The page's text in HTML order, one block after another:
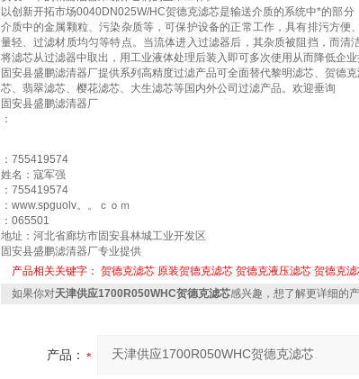
以创新开拓市场0040DN025W/HC贺德克滤芯是输送介质的系统中*的部
介质中的金属颗粒、污染杂质等，可保护设备的正常工作，具有排污方
量轻、过滤材质均匀等特点。当流体进入过滤器后，其杂质被阻挡，而
将滤芯从过滤器中取出，用工业液体处理后装入即可多次使用从而降低企
固安县盛鹏滤清器厂提供系列高精度过滤产品可全面替代黎明滤芯、贺德
芯、翡翠滤芯、樱花滤芯、大生滤芯等国内外公司过滤产品。欢迎垂询
固安县盛鹏滤清器厂
：
：755419574
姓名：寇军强
：755419574
：www.spguolv。。ｃｏｍ
：065501
地址：河北省廊坊市固安县林城工业开发区
固安县盛鹏滤清器厂专业提供
产品相关关键字： 贺德克滤芯 原装贺德克滤芯 贺德克液压滤芯 贺德克滤
如果你对天津供应1700R050WHC贺德克滤芯感兴趣，想了解更详细的
产品：